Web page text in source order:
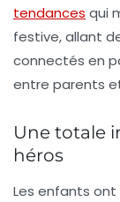
tendances qui
festive, allant
connectés en
entre parents
Une totale
héros
Les enfants